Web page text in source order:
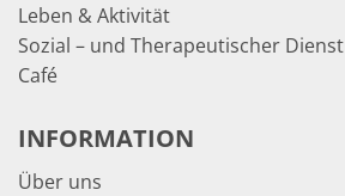
Leben & Aktivität
Sozial – und Therapeutischer Dienst
Café
INFORMATION
Über uns